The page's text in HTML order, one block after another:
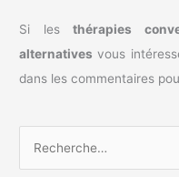
Si lesthérapies
alternatives vous
dans les commentaires